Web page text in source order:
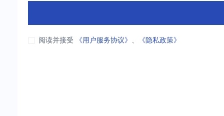
阅读并接受 《用户服务协议》 、 《隐私政策》